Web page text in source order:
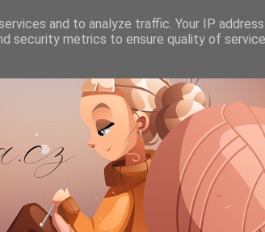
and to analyze traffic. Your IP
security metrics to ensure quality of